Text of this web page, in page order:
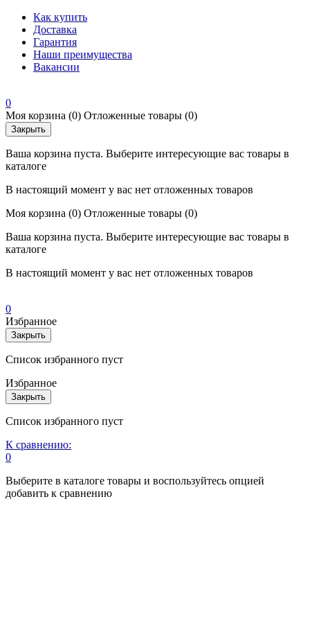
Как купить
Доставка
Гарантия
Наши преимущества
Вакансии
0
Моя корзина (0) Отложенные товары (0)
Закрыть
Ваша корзина пуста. Выберите интересующие вас товары в
каталоге
В настоящий момент у вас нет отложенных товаров
Моя корзина (0) Отложенные товары (0)
Ваша корзина пуста. Выберите интересующие вас товары в
каталоге
В настоящий момент у вас нет отложенных товаров
0
Избранное
Закрыть
Список избранного пуст
Избранное
Закрыть
Список избранного пуст
К сравнению:
0
Выберите в каталоге товары и воспользуйтесь опцией
добавить к сравнению